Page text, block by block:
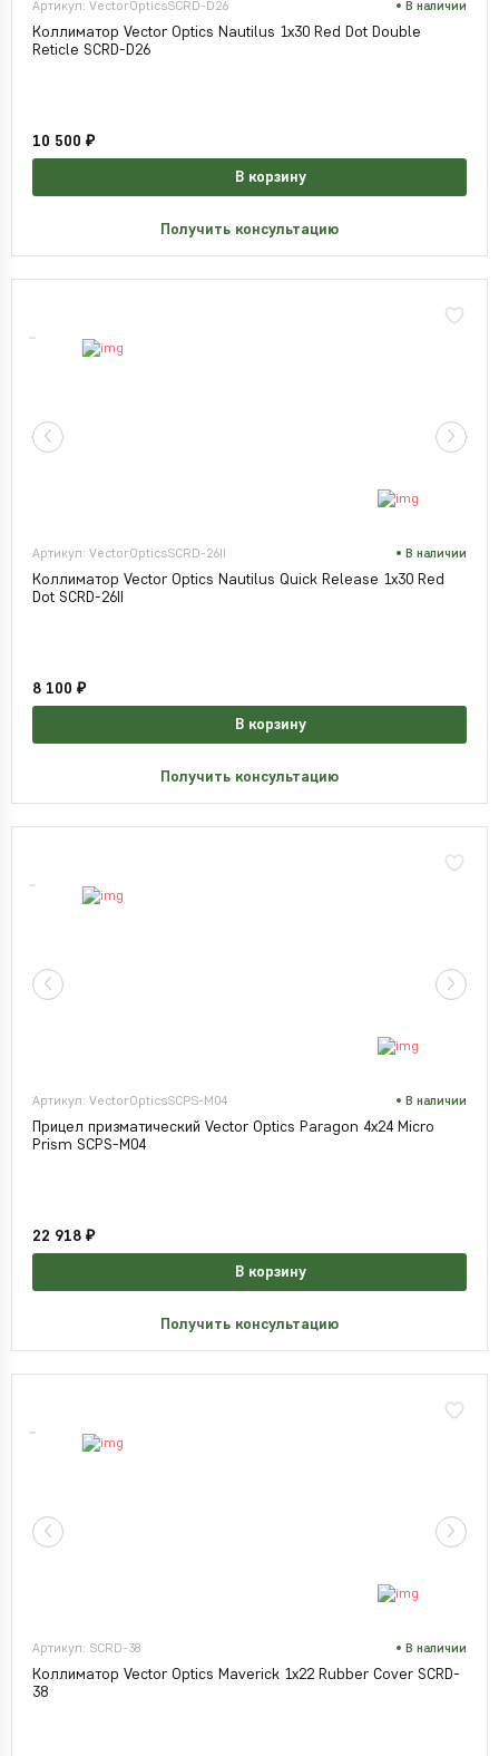
Артикул: VectorOpticsSCRD-D26 В наличии
Коллиматор Vector Optics Nautilus 1x30 Red Dot Double
Reticle SCRD-D26
10 500 ₽
В корзину
Получить консультацию
Артикул: VectorOpticsSCRD-26II В наличии
Коллиматор Vector Optics Nautilus Quick Release 1x30 Red
Dot SCRD-26II
8 100 ₽
В корзину
Получить консультацию
Артикул: VectorOpticsSCPS-M04 В наличии
Прицел призматический Vector Optics Paragon 4x24 Micro
Prism SCPS-M04
22 918 ₽
В корзину
Получить консультацию
Артикул: SCRD-38 В наличии
Коллиматор Vector Optics Maverick 1x22 Rubber Cover SCRD-
38